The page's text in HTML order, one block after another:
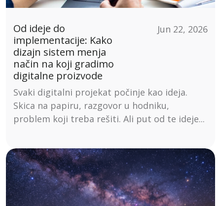
Od ideje do
implementacije: Kako
dizajn sistem menja
način na koji gradimo
digitalne proizvode
Jun 22, 2026
Svaki digitalni projekat počinje kao ideja.
Skica na papiru, razgovor u hodniku,
problem koji treba rešiti. Ali put od te ideje...